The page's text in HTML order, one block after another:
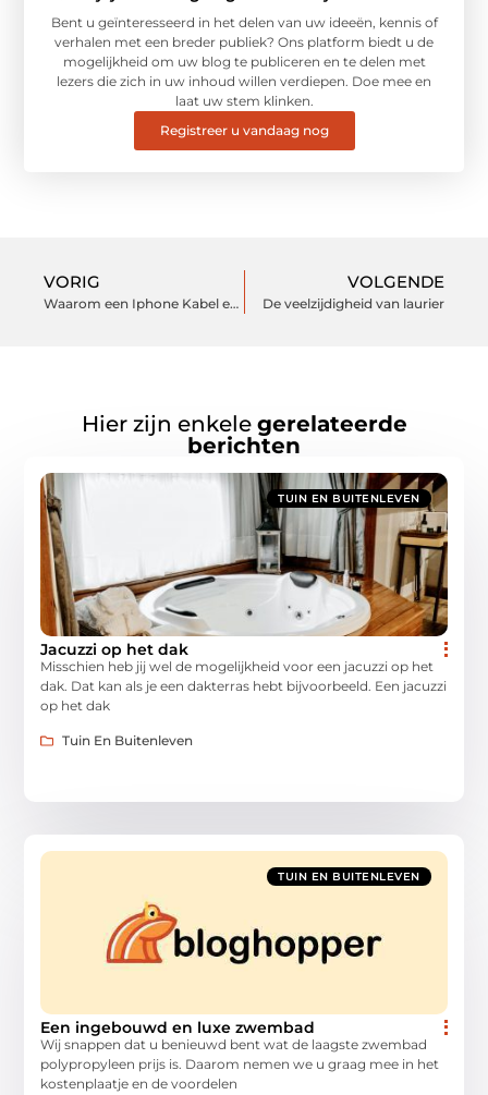
Bent u geïnteresseerd in het delen van uw ideeën, kennis of
verhalen met een breder publiek? Ons platform biedt u de
mogelijkheid om uw blog te publiceren en te delen met
lezers die zich in uw inhoud willen verdiepen. Doe mee en
laat uw stem klinken.
Registreer u vandaag nog
VORIG
Waarom een Iphone Kabel essentieel is
VOLGENDE
De veelzijdigheid van laurier
Hier zijn enkele gerelateerde
berichten
TUIN EN BUITENLEVEN
Jacuzzi op het dak
Misschien heb jij wel de mogelijkheid voor een jacuzzi op het
dak. Dat kan als je een dakterras hebt bijvoorbeeld. Een jacuzzi
op het dak
Tuin En Buitenleven
TUIN EN BUITENLEVEN
Een ingebouwd en luxe zwembad
Wij snappen dat u benieuwd bent wat de laagste zwembad
polypropyleen prijs is. Daarom nemen we u graag mee in het
kostenplaatje en de voordelen